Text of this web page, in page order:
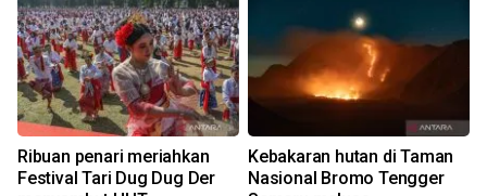
Ribuan penari meriahkan
Festival Tari Dug Dug Der
Kebakaran hutan di Taman
Nasional Bromo Tengger